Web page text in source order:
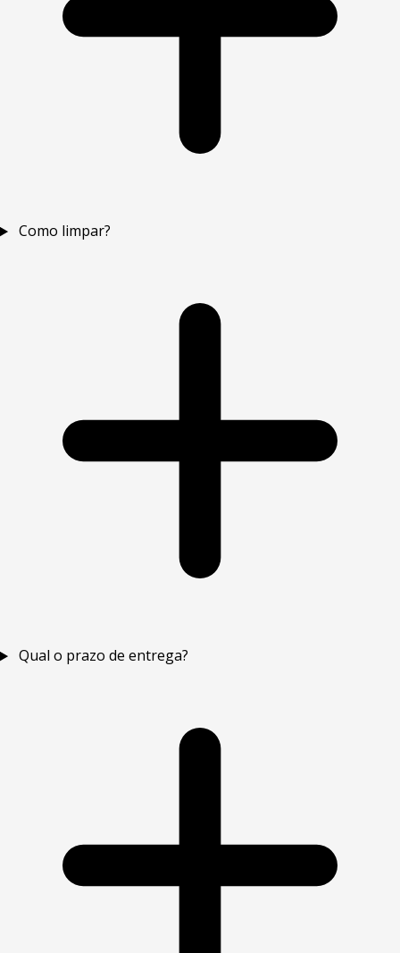
Como limpar?
Qual o prazo de entrega?